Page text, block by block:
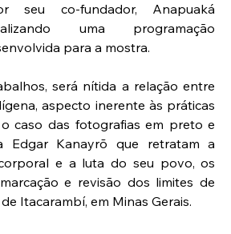
seu co-fundador, Anapuaká
uma programação
para a mostra.
será nítida a relação entre
aspecto inerente às práticas
caso das fotografias em preto e
Edgar Kanayrõ que retratam a
e a luta do seu povo, os
e revisão dos limites de
Itacarambí, em Minas Gerais.